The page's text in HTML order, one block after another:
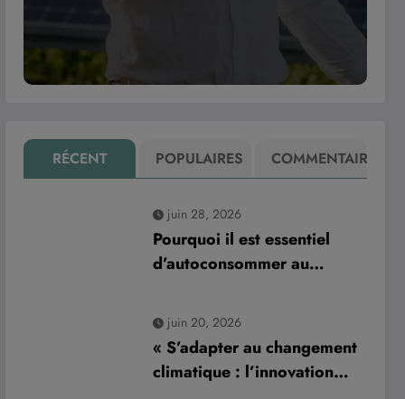
RÉCENT POPULAIRES COMMENTAIRE
juin 28, 2026
Pourquoi il est essentiel
d’autoconsommer au
production d’électricité
solaire : enjeux et solutions
pour le photovoltaïque
résidentiel
juin 20, 2026
« S’adapter au changement
climatique : l’innovation